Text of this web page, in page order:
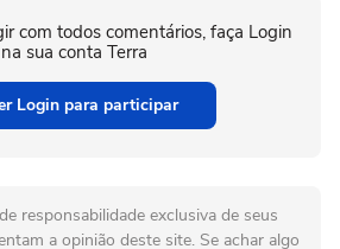
com todos comentários, faça Login
na sua conta Terra
Login para participar
responsabilidade exclusiva de seus
a opinião deste site. Se achar algo